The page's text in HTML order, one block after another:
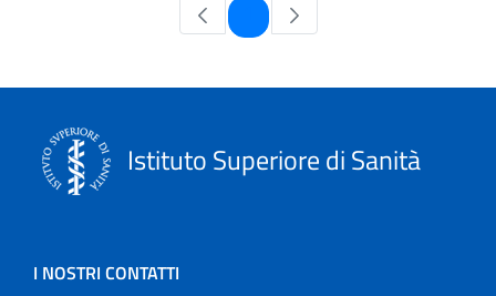
Pagina
Istituto Superiore di Sanità
I NOSTRI CONTATTI